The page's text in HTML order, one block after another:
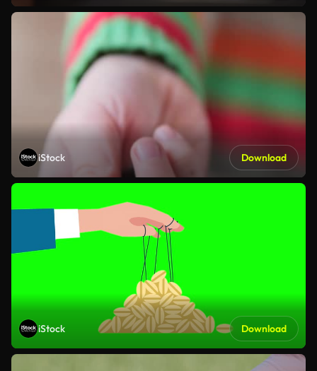
iStock Download
iStock Download